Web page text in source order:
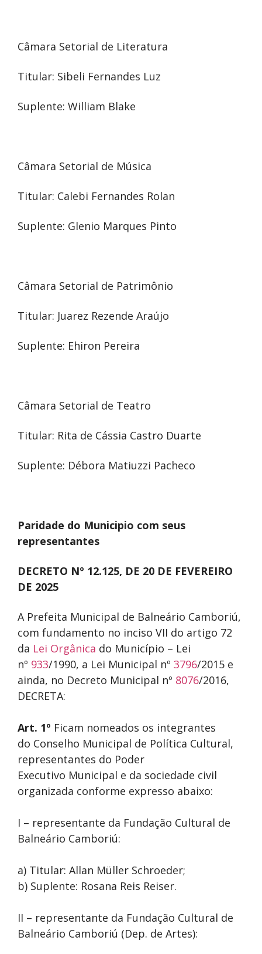
Câmara Setorial de Literatura
Titular: Sibeli Fernandes Luz
Suplente: William Blake
Câmara Setorial de Música
Titular: Calebi Fernandes Rolan
Suplente: Glenio Marques Pinto
Câmara Setorial de Patrimônio
Titular: Juarez Rezende Araújo
Suplente: Ehiron Pereira
Câmara Setorial de Teatro
Titular: Rita de Cássia Castro Duarte
Suplente: Débora Matiuzzi Pacheco
Paridade do Municipio com seus
representantes
DECRETO Nº 12.125, DE 20 DE FEVEREIRO
DE 2025
A Prefeita Municipal de Balneário Camboriú,
com fundamento no inciso VII do artigo 72
da Lei Orgânica do Município – Lei
nº 933/1990, a Lei Municipal nº 3796/2015 e
ainda, no Decreto Municipal nº 8076/2016,
DECRETA:
Art. 1º Ficam nomeados os integrantes
do Conselho Municipal de Política Cultural,
representantes do Poder
Executivo Municipal e da sociedade civil
organizada conforme expresso abaixo:
I – representante da Fundação Cultural de
Balneário Camboriú:
a) Titular: Allan Müller Schroeder;
b) Suplente: Rosana Reis Reiser.
II – representante da Fundação Cultural de
Balneário Camboriú (Dep. de Artes):